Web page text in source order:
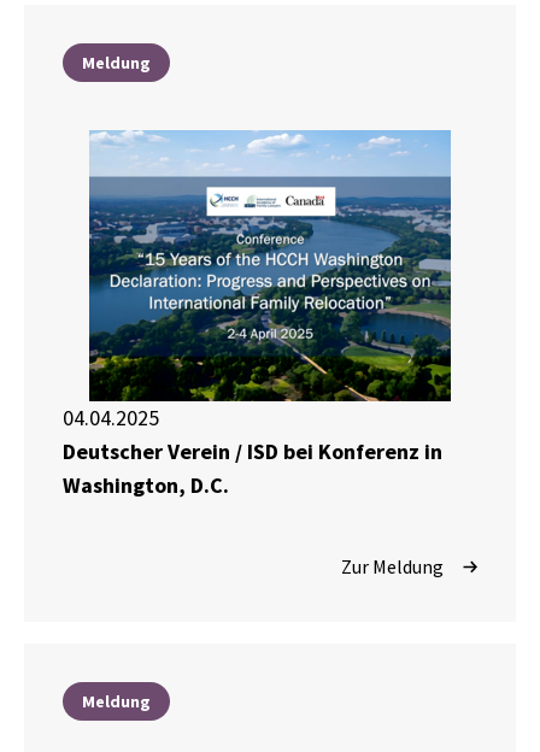
Meldung
04.04.2025
Deutscher Verein / ISD bei Konferenz in
Washington, D.C.
Zur Meldung
Meldung